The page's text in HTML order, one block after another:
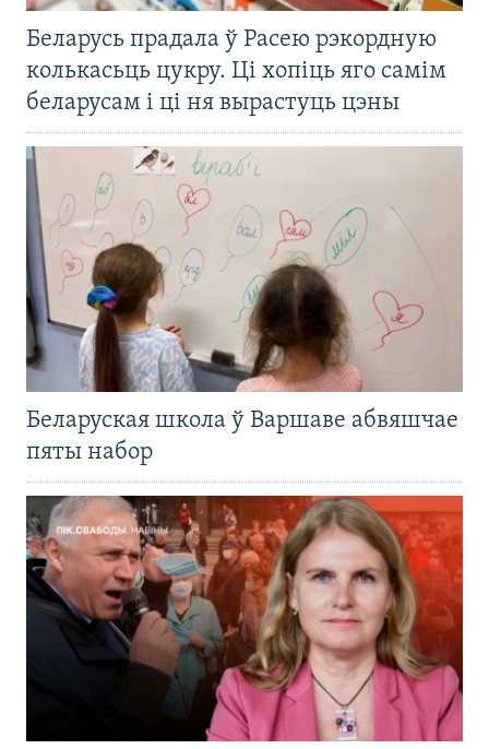
Беларусь прадала ў Расею рэкордную
колькасьць цукру. Ці хопіць яго самім
беларусам і ці ня вырастуць цэны
Беларуская школа ў Варшаве абвяшчае
пяты набор